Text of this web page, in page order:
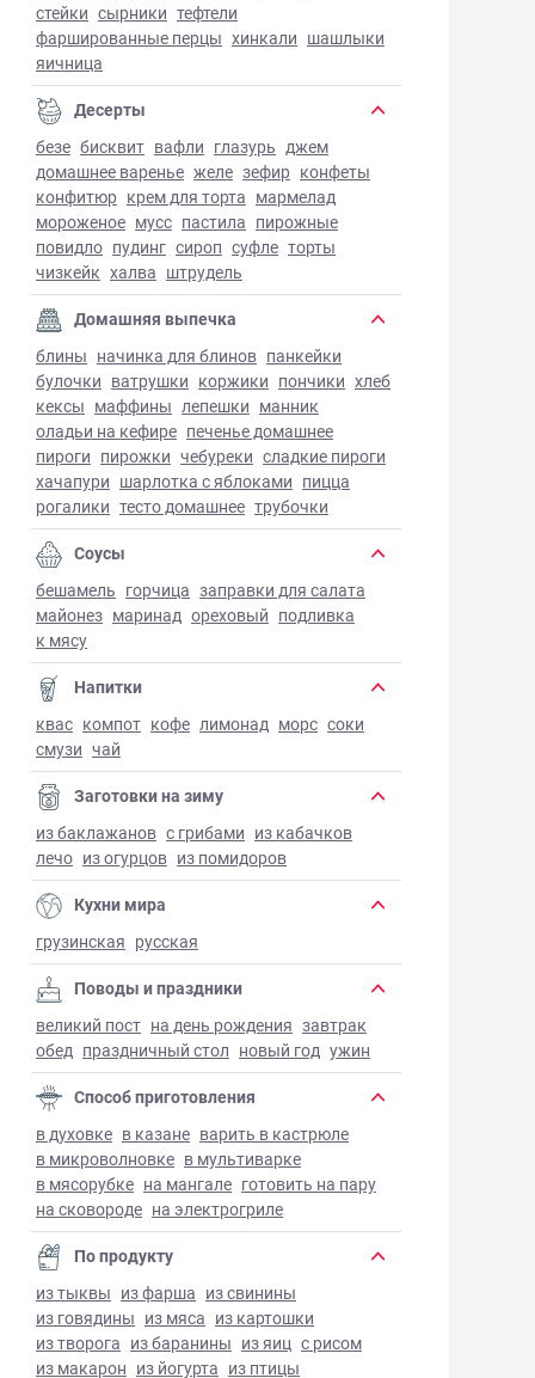
стейки сырники тефтели
фаршированные перцы хинкали шашлыки
яичница
Десерты
безе бисквит вафли глазурь джем
домашнее варенье желе зефир конфеты
конфитюр крем для торта мармелад
мороженое мусс пастила пирожные
повидло пудинг сироп суфле торты
чизкейк халва штрудель
Домашняя выпечка
блины начинка для блинов панкейки
булочки ватрушки коржики пончики хлеб
кексы маффины лепешки манник
оладьи на кефире печенье домашнее
пироги пирожки чебуреки сладкие пироги
хачапури шарлотка с яблоками пицца
рогалики тесто домашнее трубочки
Соусы
бешамель горчица заправки для салата
майонез маринад ореховый подливка
к мясу
Напитки
квас компот кофе лимонад морс соки
смузи чай
Заготовки на зиму
из баклажанов с грибами из кабачков
лечо из огурцов из помидоров
Кухни мира
грузинская русская
Поводы и праздники
великий пост на день рождения завтрак
обед праздничный стол новый год ужин
Способ приготовления
в духовке в казане варить в кастрюле
в микроволновке в мультиварке
в мясорубке на мангале готовить на пару
на сковороде на электрогриле
По продукту
из тыквы из фарша из свинины
из говядины из мяса из картошки
из творога из баранины из яиц с рисом
из макарон из йогурта из птицы